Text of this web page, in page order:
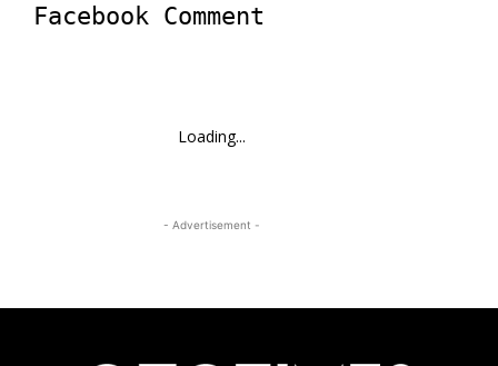
Facebook Comment
Loading...
- Advertisement -